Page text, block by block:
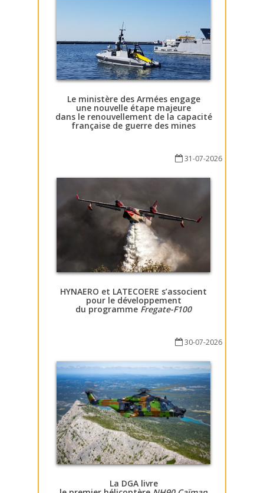
Le ministère des Armées engage
une nouvelle étape majeure
dans le renouvellement de la capacité
française de guerre des mines
31-07-2026
HYNAERO et LATECOERE s’associent
pour le développement
du programme Fregate-F100
30-07-2026
La DGA livre